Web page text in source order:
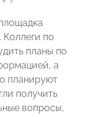
по
планы по
а
планируют
получить
вопросы,